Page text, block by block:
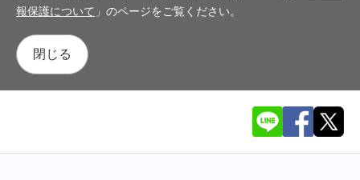
報保護について 」のページをご覧ください。
閉じる